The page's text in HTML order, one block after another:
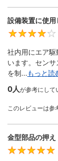
設備装置に使
社内用にエア
います。セン
を制...もっと読
0人が参考にして
このレビューは参
金型部品の押え